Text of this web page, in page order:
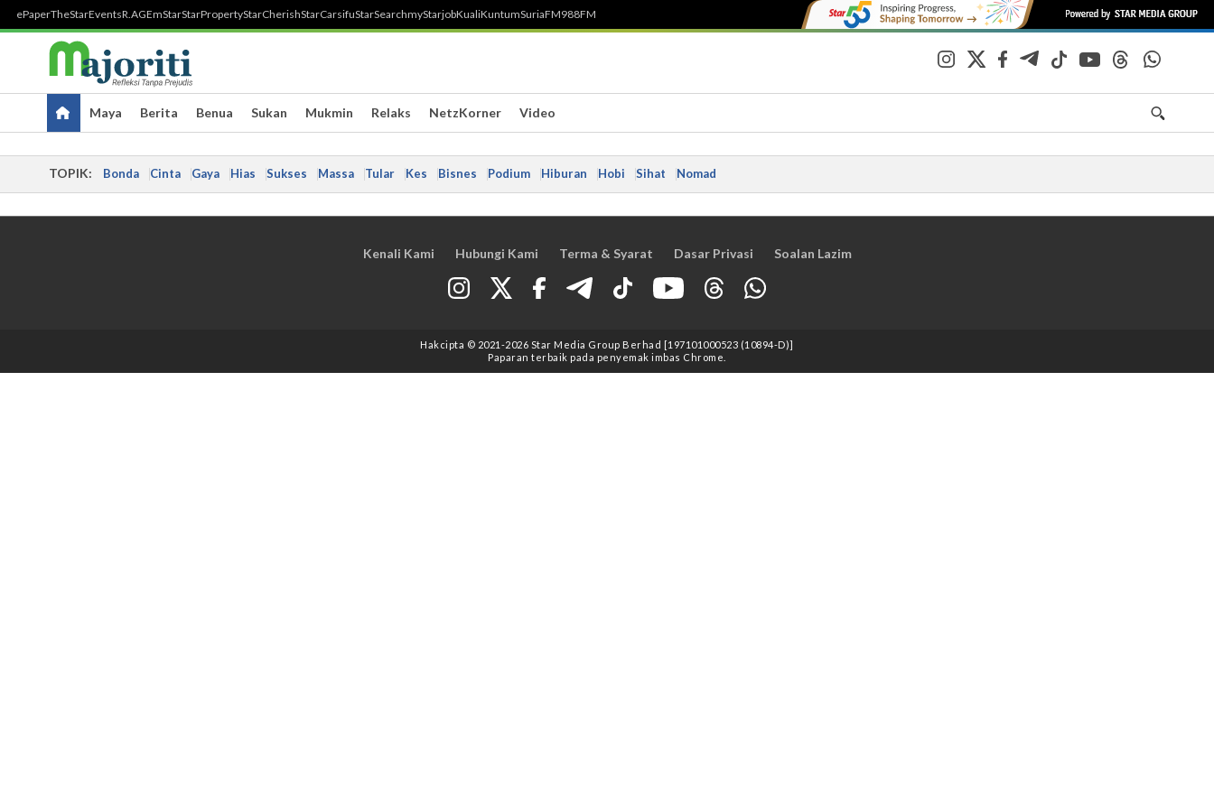
ePaperTheStarEventsR.AGEmStarStarPropertyStarCherishStarCarsifuStarSearchmyStarjobKualiKuntumSuriaFM988FM
Maya Berita Benua Sukan Mukmin Relaks NetzKorner Video
TOPIK: Bonda Cinta Gaya Hias Sukses Massa Tular Kes Bisnes Podium Hiburan Hobi Sihat Nomad
Kenali Kami Hubungi Kami Terma & Syarat Dasar Privasi Soalan Lazim
Hakcipta © 2021 -2026 Star Media Group Berhad [197101000523 (10894-D)]
Paparan terbaik pada penyemak imbas Chrome.